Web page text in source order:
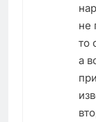
не
то
а